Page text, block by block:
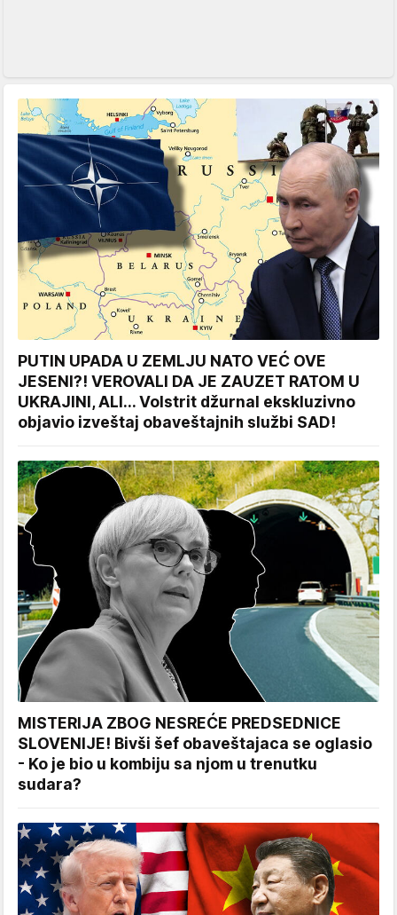
PUTIN UPADA U ZEMLJU NATO VEĆ OVE
JESENI?! VEROVALI DA JE ZAUZET RATOM U
UKRAJINI, ALI... Volstrit džurnal ekskluzivno
objavio izveštaj obaveštajnih službi SAD!
MISTERIJA ZBOG NESREĆE PREDSEDNICE
SLOVENIJE! Bivši šef obaveštajaca se oglasio
- Ko je bio u kombiju sa njom u trenutku
sudara?